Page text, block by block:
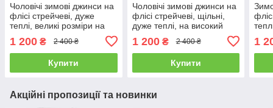
Чоловічі зимові джинси на
флісі стрейчеві, дуже
теплі, великі розміри на
Туреччина
1 200 ₴ 2 400 ₴
Купити
Чоловічі зимові джинси на
флісі стрейчеві, щільні,
дуже теплі, на високий
зріст VINGVGS, Туреччина
1 200₴ 2 400 ₴
Купити
1
Акційні пропозиції та новинки